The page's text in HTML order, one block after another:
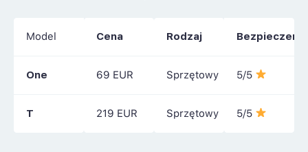
Model Cena Rodzaj
One 69 EUR Sprzętowy 5/5
T 219 EUR Sprzętowy 5/5